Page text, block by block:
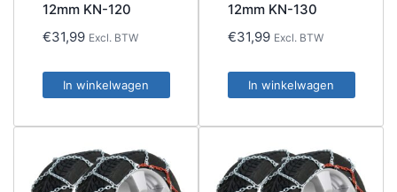
12mm KN-120
€31,99 Excl. BTW
In winkelwagen
12mm KN-130
€31,99 Excl. BTW
In winkelwagen